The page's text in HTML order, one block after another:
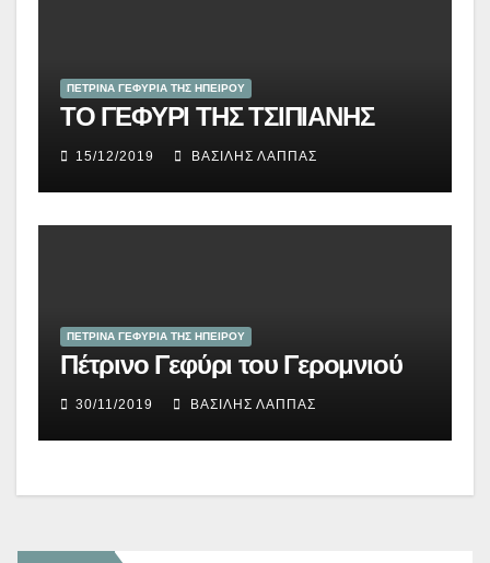
ΠΕΤΡΙΝΑ ΓΕΦΥΡΙΑ ΤΗΣ ΗΠΕΙΡΟΥ
ΤΟ ΓΕΦΥΡΙ ΤΗΣ ΤΣΙΠΙΑΝΗΣ
15/12/2019 ΒΑΣΊΛΗΣ ΛΆΠΠΑΣ
ΠΕΤΡΙΝΑ ΓΕΦΥΡΙΑ ΤΗΣ ΗΠΕΙΡΟΥ
Πέτρινο Γεφύρι του Γερομνιού
30/11/2019 ΒΑΣΊΛΗΣ ΛΆΠΠΑΣ